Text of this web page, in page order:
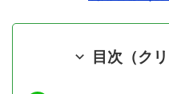
目次（クリ